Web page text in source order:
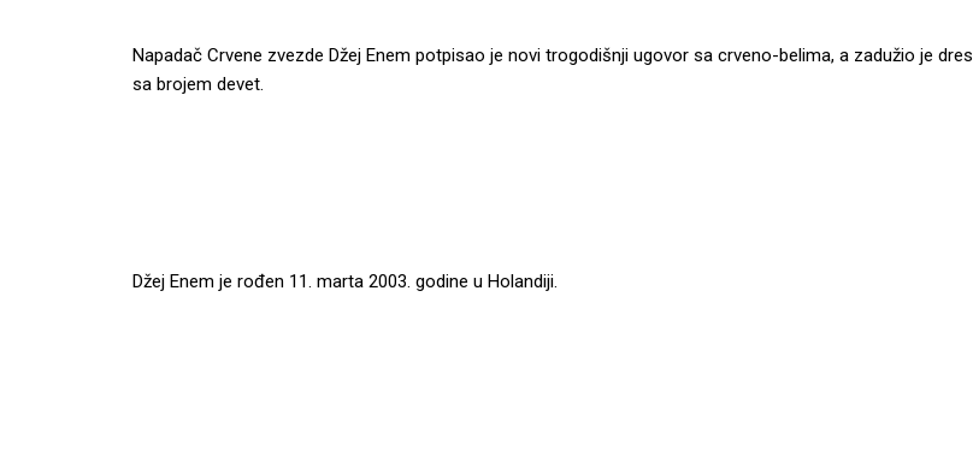
Napadač Crvene zvezde Džej Enem potpisao je novi trogodišnji ugovor sa crveno-belima, a zadužio je dres
sa brojem devet.
Džej Enem je rođen 11. marta 2003. godine u Holandiji.